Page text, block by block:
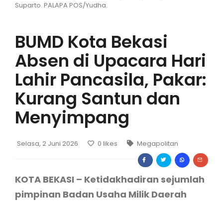
Suparto. PALAPA POS/Yudha.
BUMD Kota Bekasi
Absen di Upacara Hari
Lahir Pancasila, Pakar:
Kurang Santun dan
Menyimpang
Selasa, 2 Juni 2026 0 likes Megapolitan
KOTA BEKASI – Ketidakhadiran sejumlah
pimpinan Badan Usaha Milik Daerah